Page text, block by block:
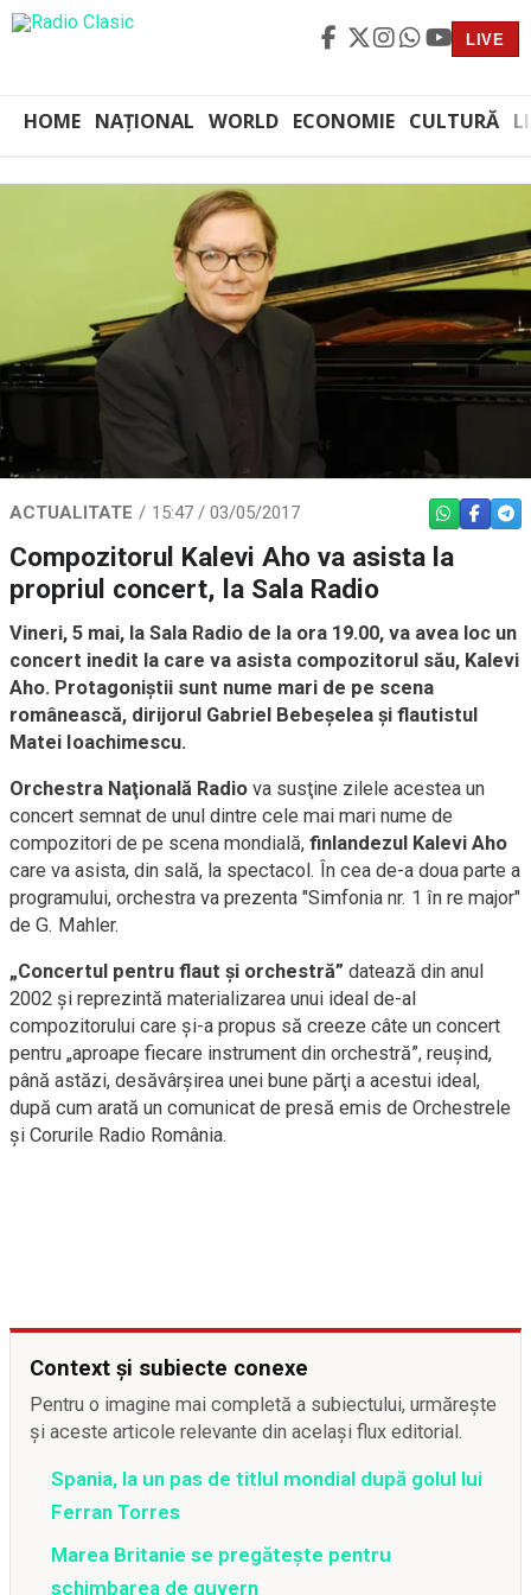
LIVE
HOME NAȚIONAL WORLD ECONOMIE CULTURĂ
ACTUALITATE 15:47 / 03/05/2017 WHATSAPP
Compozitorul Kalevi Aho va asista la
propriul concert, la Sala Radio
Vineri, 5 mai, la Sala Radio de la ora 19.00, va avea loc un
concert inedit la care va asista compozitorul său, Kalevi
Aho. Protagoniştii sunt nume mari de pe scena
românească, dirijorul Gabriel Bebeşelea şi flautistul
Matei Ioachimescu.
Orchestra Naţională Radio va susţine zilele acestea un
concert semnat de unul dintre cele mai mari nume de
compozitori de pe scena mondială, finlandezul Kalevi Aho
care va asista, din sală, la spectacol. În cea de-a doua parte a
programului, orchestra va prezenta "Simfonia nr. 1 în re major"
de G. Mahler.
„Concertul pentru flaut şi orchestră” datează din anul
2002 şi reprezintă materializarea unui ideal de-al
compozitorului care şi-a propus să creeze câte un concert
pentru „aproape fiecare instrument din orchestră”, reuşind,
până astăzi, desăvârşirea unei bune părţi a acestui ideal,
după cum arată un comunicat de presă emis de Orchestrele
şi Corurile Radio România.
Context și subiecte conexe
Pentru o imagine mai completă a subiectului, urmărește
și aceste articole relevante din același flux editorial.
Spania, la un pas de titlul mondial după golul lui
Ferran Torres
Marea Britanie se pregătește pentru
schimbarea de guvern